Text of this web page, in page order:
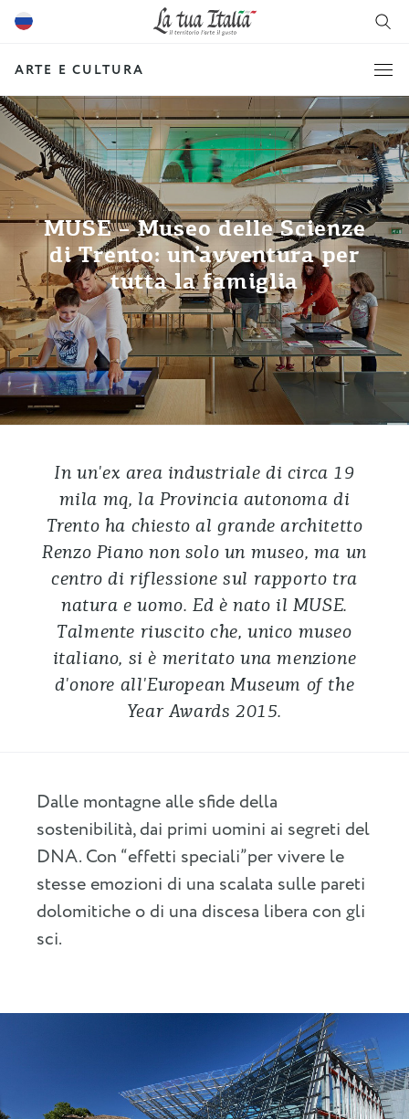
ARTE E CULTURA
MUSE – Museo delle Scienze
di Trento: un’avventura per
tutta la famiglia
In un'ex area industriale di circa 19
mila mq, la Provincia autonoma di
Trento ha chiesto al grande architetto
Renzo Piano non solo un museo, ma un
centro di riflessione sul rapporto tra
natura e uomo. Ed è nato il MUSE.
Talmente riuscito che, unico museo
italiano, si è meritato una menzione
d'onore all'European Museum of the
Year Awards 2015.
Dalle montagne alle sfide della
sostenibilità, dai primi uomini ai segreti del
DNA. Con “effetti speciali”per vivere le
stesse emozioni di una scalata sulle pareti
dolomitiche o di una discesa libera con gli
sci.